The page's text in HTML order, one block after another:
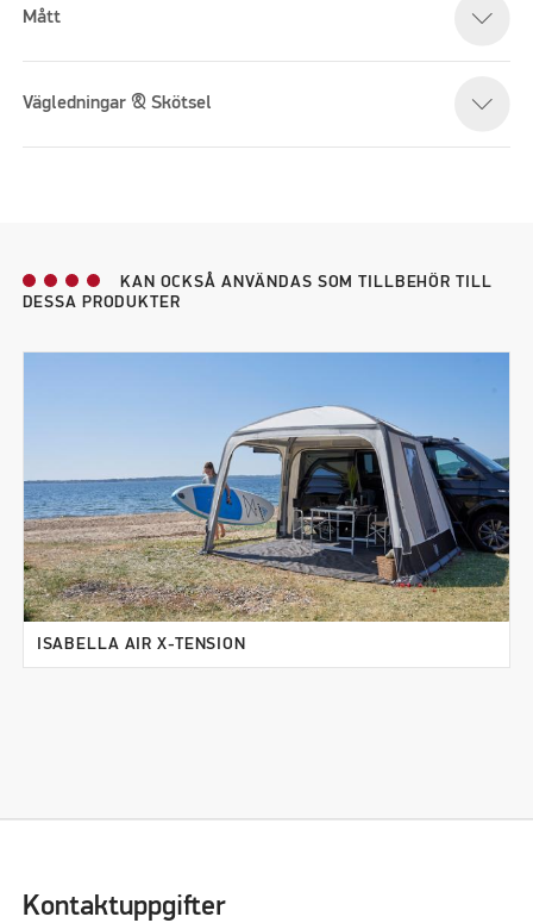
Mått
Vägledningar & Skötsel
KAN OCKSÅ ANVÄNDAS SOM TILLBEHÖR TILL
DESSA PRODUKTER
ISABELLA AIR X-TENSION
Kontaktuppgifter